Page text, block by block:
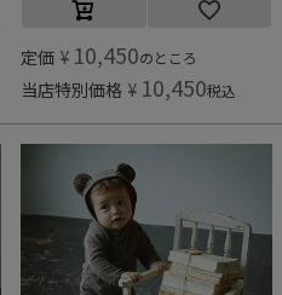
定価 ¥ 10,450のところ
当店特別価格 ¥ 10,450税込